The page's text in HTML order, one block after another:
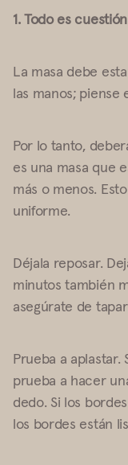
1. Todo es
La masa debe
las manos; piense
Por lo tanto,
es una masa que
más o menos.
uniforme.
Déjala reposar.
minutos también
asegúrate de
Prueba a
prueba a hacer
dedo. Si los
los bordes están